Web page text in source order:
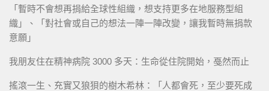
「暫時不會想再捐給全球性組織，想支持更多在地服務型組
織」、「對社會或自己的想法一陣一陣改變，讓我暫時無捐款
意願」
我朋友住在精神病院 3000 多天：生命從住院開始，戞然而止
搖滾一生、充實又狼狽的樹木希林：「人都會死，至少要死成